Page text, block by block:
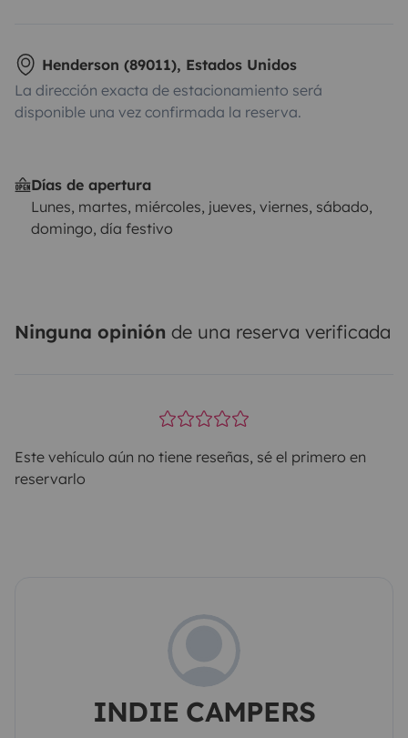
Henderson (89011), Estados Unidos
La dirección exacta de estacionamiento será
disponible una vez confirmada la reserva.
Días de apertura
Lunes, martes, miércoles, jueves, viernes, sábado,
domingo, día festivo
Ninguna opinión de una reserva verificada
Este vehículo aún no tiene reseñas, sé el primero en
reservarlo
INDIE CAMPERS